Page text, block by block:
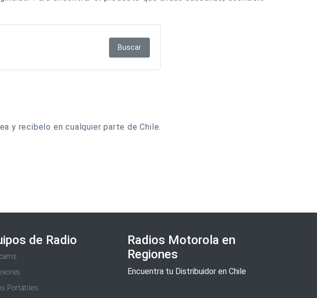
Buscar
y recibelo en cualquier parte de Chile.
de Radio
Portátiles
Radios Motorola en
Regiones
Encuentra tu Distribuidor en Chile